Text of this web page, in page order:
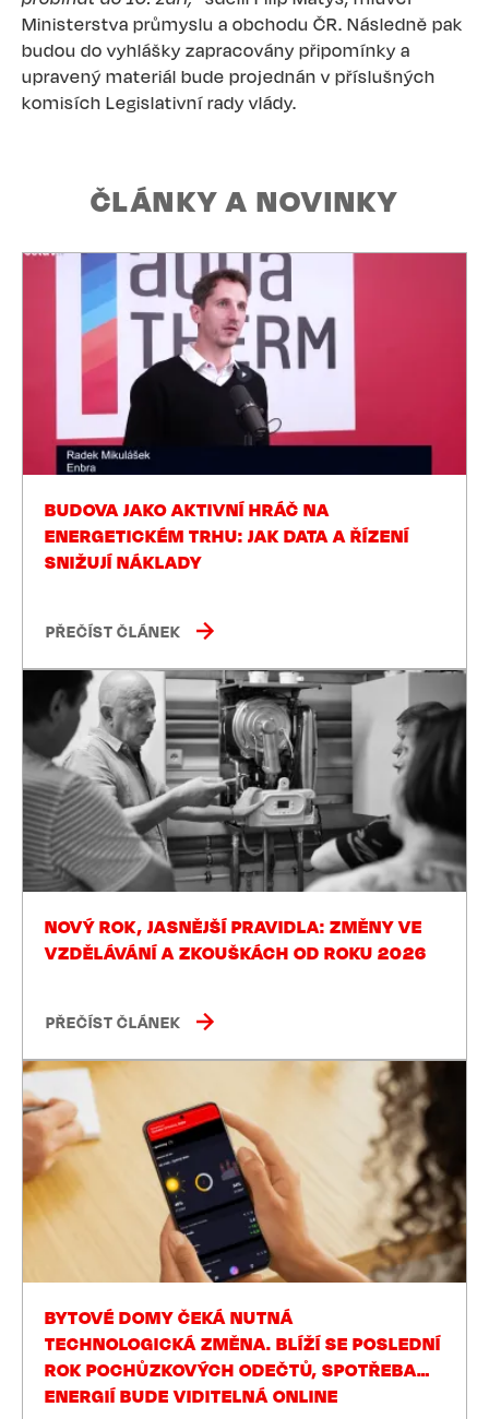
Ministerstva průmyslu a obchodu ČR. Následně pak
budou do vyhlášky zapracovány připomínky a
upravený materiál bude projednán v příslušných
komisích Legislativní rady vlády.
ČLÁNKY A NOVINKY
BUDOVA JAKO AKTIVNÍ HRÁČ NA
ENERGETICKÉM TRHU: JAK DATA A ŘÍZENÍ
SNIŽUJÍ NÁKLADY
PŘEČÍST ČLÁNEK
NOVÝ ROK, JASNĚJŠÍ PRAVIDLA: ZMĚNY VE
VZDĚLÁVÁNÍ A ZKOUŠKÁCH OD ROKU 2026
PŘEČÍST ČLÁNEK
BYTOVÉ DOMY ČEKÁ NUTNÁ
TECHNOLOGICKÁ ZMĚNA. BLÍŽÍ SE POSLEDNÍ
ROK POCHŮZKOVÝCH ODEČTŮ, SPOTŘEBA
ENERGIÍ BUDE VIDITELNÁ ONLINE